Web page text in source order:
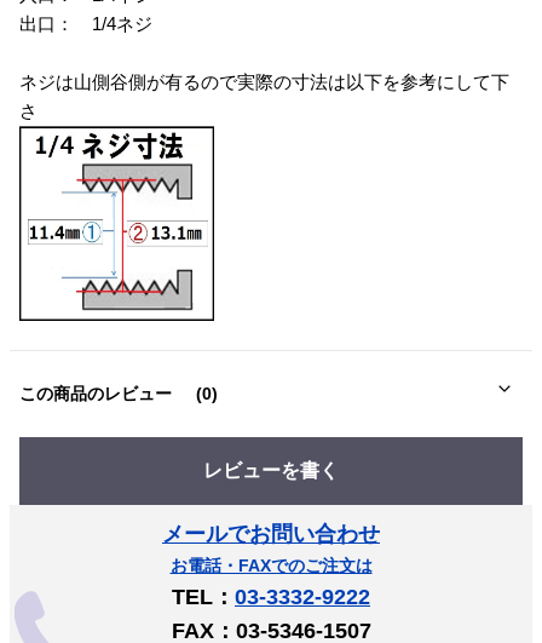
出口： 1/4ネジ
ネジは山側谷側が有るので実際の寸法は以下を参考にして下
さ
この商品のレビュー (0)
レビューを書く
メールでお問い合わせ
お電話・FAXでのご注文は
TEL： 03-3332-9222
FAX：03-5346-1507